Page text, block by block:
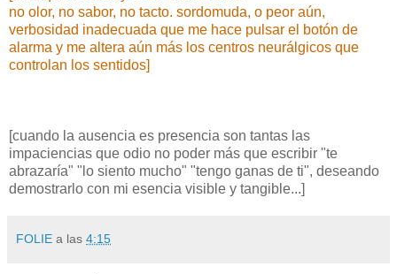
no olor, no sabor, no tacto. sordomuda, o peor aún,
verbosidad inadecuada que me hace pulsar el botón de
alarma y me altera aún más los centros neurálgicos que
controlan los sentidos]
[cuando la ausencia es presencia son tantas las
impaciencias que odio no poder más que escribir "te
abrazaría" "lo siento mucho" "tengo ganas de ti", deseando
demostrarlo con mi esencia visible y tangible...]
FOLIE a las 4:15